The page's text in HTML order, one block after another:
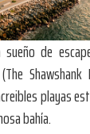
de
playas
bahía.